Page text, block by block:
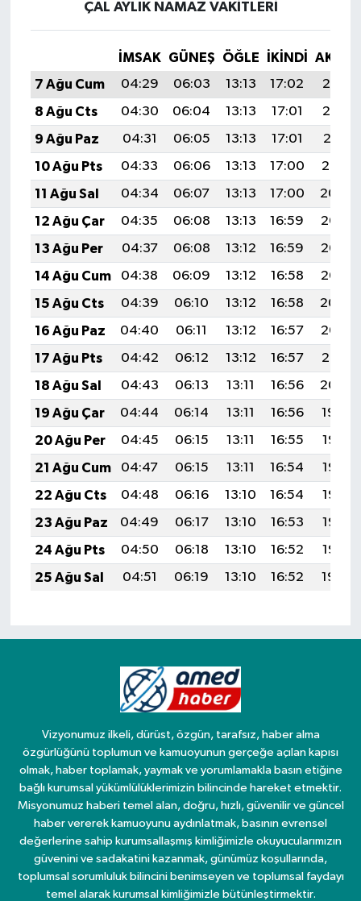
ÇAL AYLIK NAMAZ VAKITLERI
İMSAK GÜNEŞ ÖĞLE İKINDI
7 Ağu Cum
04:29 06:03 13:13 17:02
20:13
8 Ağu Cts
04:30 06:04 13:13 17:01
20:12
9 Ağu Paz
04:31 06:05 13:13 17:01
20:11
10 Ağu Pts
04:33 06:06 13:13 17:00
20:10
11 Ağu Sal
04:34 06:07 13:13 17:00
20:09
12 Ağu Çar
04:35 06:08 13:13 16:59
20:08
13 Ağu Per
04:37 06:08 13:12 16:59
20:06
14 Ağu Cum
04:38 06:09 13:12 16:58
20:05
15 Ağu Cts
04:39 06:10 13:12 16:58
20:04
16 Ağu Paz
04:40 06:11 13:12 16:57
20:03
17 Ağu Pts
04:42 06:12 13:12 16:57
20:01
18 Ağu Sal
04:43 06:13 13:11 16:56
20:00
19 Ağu Çar
04:44 06:14 13:11 16:56
19:59
20 Ağu Per
04:45 06:15 13:11 16:55
19:57
21 Ağu Cum
04:47 06:15 13:11 16:54
19:56
22 Ağu Cts
04:48 06:16 13:10 16:54
19:55
23 Ağu Paz
04:49 06:17 13:10 16:53
19:53
24 Ağu Pts
04:50 06:18 13:10 16:52
19:52
25 Ağu Sal
04:51 06:19 13:10 16:52 19:50
Vizyonumuz ilkeli, dürüst, özgün, tarafsız, haber alma
özgürlüğünü toplumun ve kamuoyunun gerçeğe açılan kapısı
olmak, haber toplamak, yaymak ve yorumlamakla basın etiğine
bağlı kurumsal yükümlülüklerimizin bilincinde hareket etmektir.
Misyonumuz haberi temel alan, doğru, hızlı, güvenilir ve güncel
haber vererek kamuoyunu aydınlatmak, basının evrensel
değerlerine sahip kurumsallaşmış kimliğimizle okuyucularımızın
güvenini ve sadakatini kazanmak, günümüz koşullarında,
toplumsal sorumluluk bilincini benimseyen ve toplumsal faydayı
temel alarak kurumsal kimliğimizle bütünleştirmektir.